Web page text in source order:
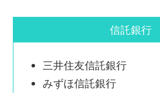
信託銀行
三井住友信託銀行
みずほ信託銀行